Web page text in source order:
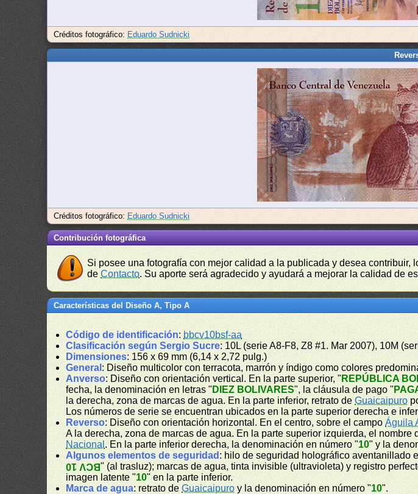
Créditos fotográfico: Eduardo Sudnicki
Créditos fotográfico: Eduardo Sudnicki
Contribución fotográfica
Si posee una fotografía con mejor calidad a la publicada y desea
deContacto. Su aporte será agradecido y ayudará a mejorar la calidad de
Características del Diseño A, Tipo A
Código de identificación: bbcv10bsf-aa
Clasificación según Sergio Sucre: 10L (serie A8-F8, Z8 #1. Mar 2007), 10M
Dimensiones: 156 x 69 mm (6,14 x 2,72 pulg.)
General : Diseño multicolor con terracota, marrón y índigo como colores
Anverso: Diseño con orientación vertical. En la parte superior, " REPÚBLICA
fecha, la denominación en letras " DIEZ BOLIVARES", la cláusula de pago "
la derecha, zona de marcas de agua. En la parte inferior, retrato deGuaicaipuro
Los números de serie se encuentran ubicados en la parte superior derecha e
Reverso: Diseño con orientación horizontal. En el centro, sobre el campoÁguila
A la derecha, zona de marcas de agua. En la parte superior izquierda, el nombre
Nacional . En la parte inferior derecha, la denominación en número "10" y la
Algunos elementos de seguridad : hilo de seguridad holográfico aventanillado
BCV 10" (al trasluz); marcas de agua, tinta invisible (ultravioleta) y registro
imagen latente "10" en la parte inferior.
Marca de agua: retrato deGuaicaipuro y la denominación en número "10".